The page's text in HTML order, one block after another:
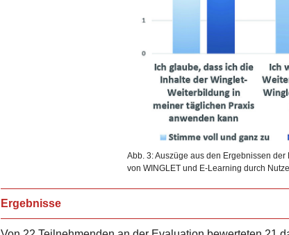
Abb. 3: Auszüge aus den Ergebnissen
von WINGLET und E-Learning durch
Ergebnisse